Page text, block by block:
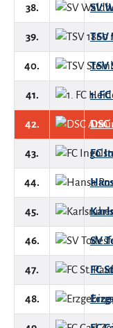
38. SV
39. TSV
40. TSV
41. 1.
42.
43. FC
44.
45.
46. SV
47. FC
48.